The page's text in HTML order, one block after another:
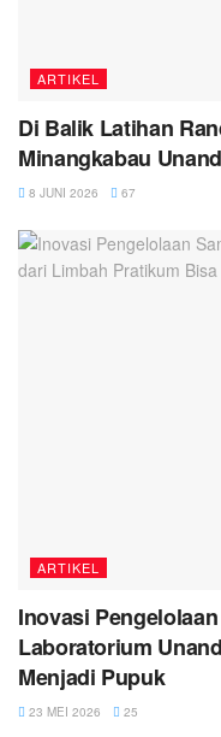
ARTIKEL
Di Balik Latihan
Minangkabau Unand
8 JUNI 2026 67
ARTIKEL
Inovasi
Laboratorium
Menjadi Pupuk
23 MEI 2026 25